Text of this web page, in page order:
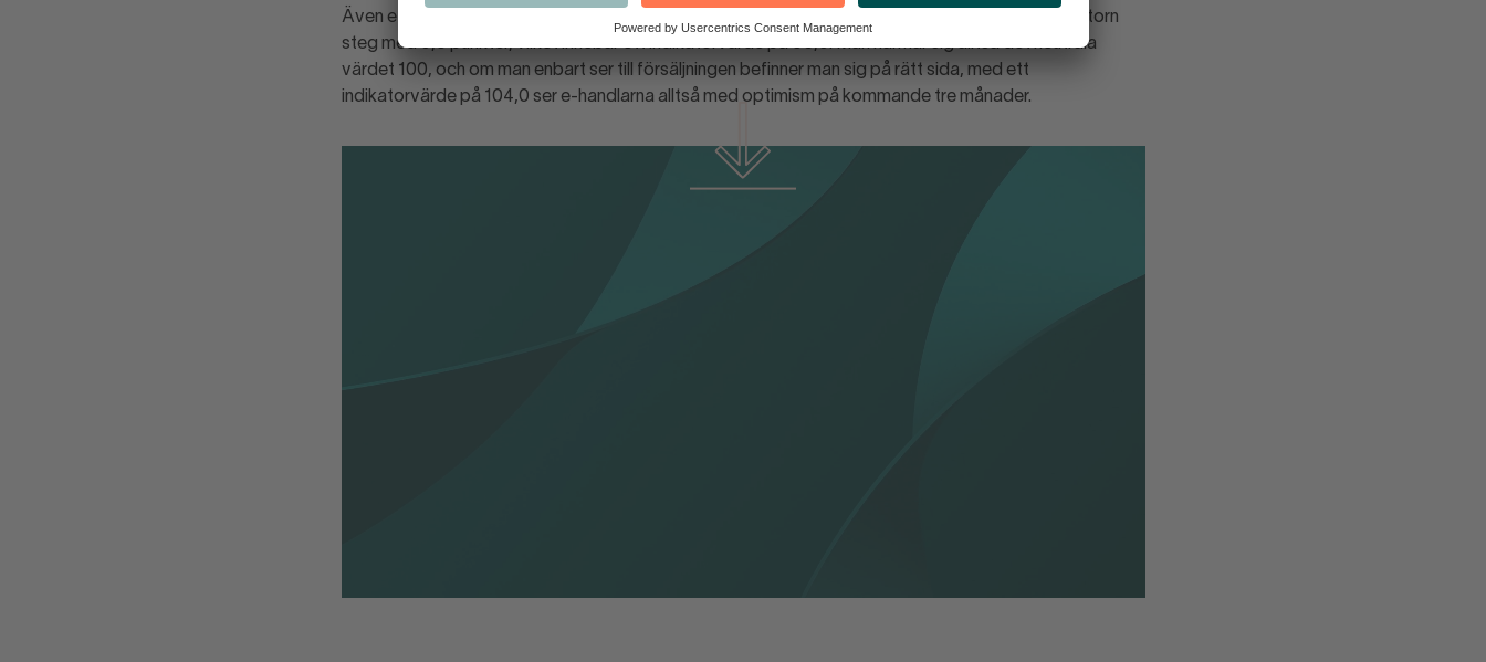
Även e-handeln noteras för en mindre ökning i denna månads Handelsbarometer. Framtidsindikatorn
steg med 0,6 punkter, vilket innebär ett indikatorvärde på 95,9. Man närmar sig alltså det neutrala
värdet 100, och om man enbart ser till försäljningen befinner man sig på rätt sida, med ett
indikatorvärde på 104,0 ser e-handlarna alltså med optimism på kommande tre månader.